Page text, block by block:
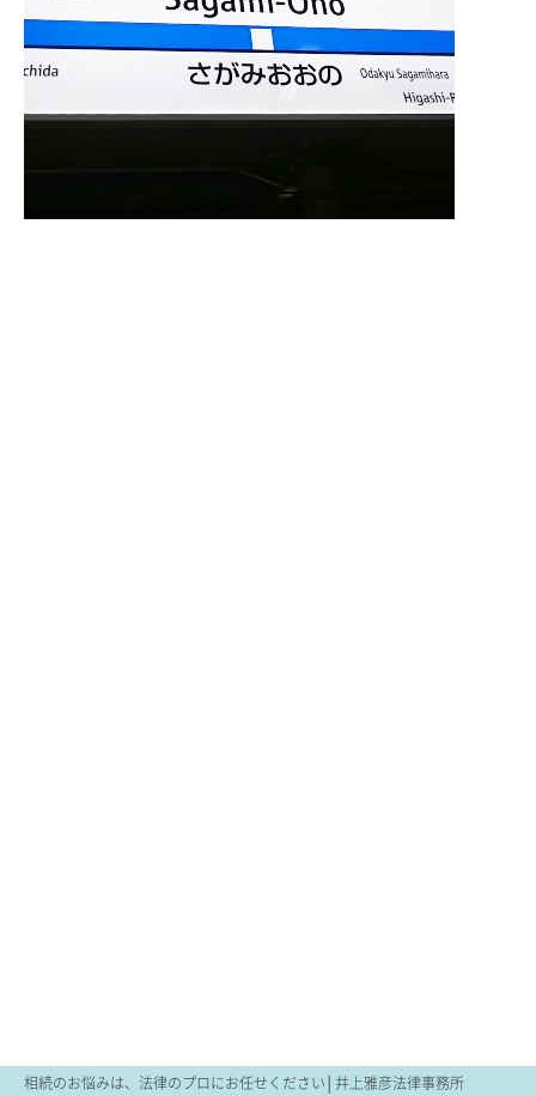
相続のお悩みは、法律のプロにお任せください│井上雅彦法律事務所